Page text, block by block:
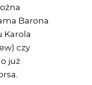
Barona
Karola
czy
już